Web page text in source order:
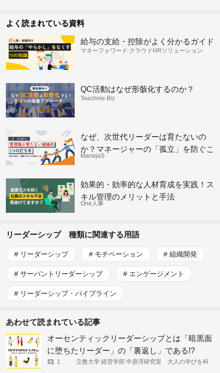
よく読まれている資料
給与の支給・控除がよく分かるガイド
マネーフォワード クラウドHRソリューション
QC活動はなぜ形骸化するのか？
Teachme Biz
なぜ、次世代リーダーは育たないの
か？マネージャーの「孤立」を防ぐこ
れからの組織の仕組み
ManejaS
効果的・効率的な人材育成を実践！ス
キル管理のメリットと手法
One人事
リーダーシップ 種類に関連する用語
リーダーシップ モチベーション 組織開発
サーバントリーダーシップ エンゲージメント
リーダーシップ・パイプライン
あわせて読まれている記事
オーセンティックリーダーシップとは「暗黒面
に堕ちたリーダー」の「裏返し」である!?
1
立教大学 経営学部 中原淳研究室 大人の学びを科